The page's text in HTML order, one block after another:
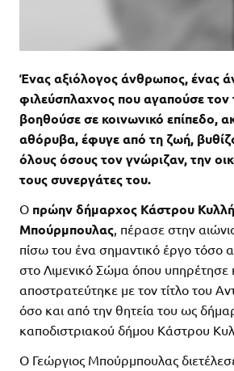
Ένας αξιόλογος άνθρωπος, ένας
φιλεύσπλαχνος που αγαπούσε τον
βοηθούσε σε κοινωνικό επίπεδο,
αθόρυβα, έφυγε από τη ζωή,
όλους όσους τον γνώριζαν, την
τους συνεργάτες του.
Ο πρώην δήμαρχος Κάστρου
Μπούρμπουλας, πέρασε στην
πίσω του ένα σημαντικό έργο τόσο
στο Λιμενικό Σώμα όπου υπηρέτησε
αποστρατεύτηκε με τον τίτλο του
όσο και από την θητεία του ως
καποδιστριακού δήμου Κάστρου
Ο Γεώργιος Μπούρμπουλας